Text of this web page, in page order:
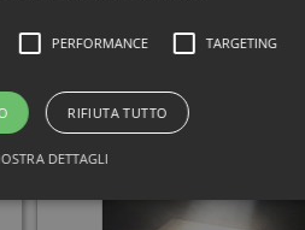
PERFORMANCE TARGETING
RIFIUTA TUTTO
DETTAGLI